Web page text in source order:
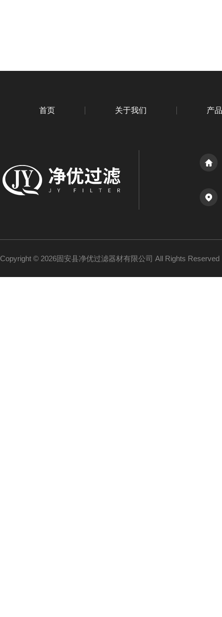
首页 关于我们 产
Copyright © 2026固安县净优过滤器材有限公司 All Rights